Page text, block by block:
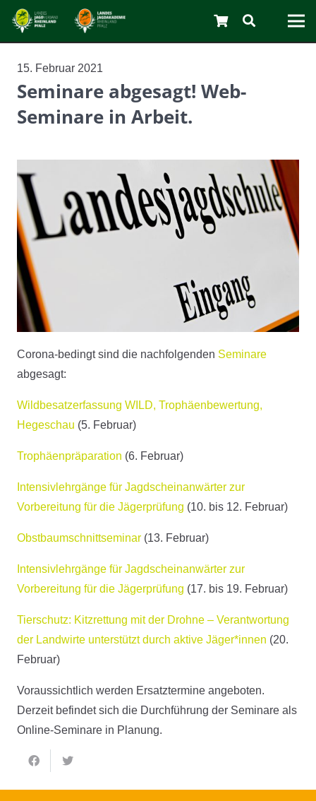
15. Februar 2021
Seminare abgesagt! Web-
Seminare in Arbeit.
Corona-bedingt sind die nachfolgenden Seminare
abgesagt:
Wildbesatzerfassung WILD, Trophäenbewertung,
Hegeschau (5. Februar)
Trophäenpräparation (6. Februar)
Intensivlehrgänge für Jagdscheinanwärter zur
Vorbereitung für die Jägerprüfung (10. bis 12. Februar)
Obstbaumschnittseminar (13. Februar)
Intensivlehrgänge für Jagdscheinanwärter zur
Vorbereitung für die Jägerprüfung (17. bis 19. Februar)
Tierschutz: Kitzrettung mit der Drohne – Verantwortung
der Landwirte unterstützt durch aktive Jäger*innen (20.
Februar)
Voraussichtlich werden Ersatztermine angeboten.
Derzeit befindet sich die Durchführung der Seminare als
Online-Seminare in Planung.